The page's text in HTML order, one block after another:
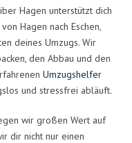
Hagen unterstützt dich
Hagen nach Eschen,
deines Umzugs. Wir
den Abbau und den
Umzugshelfer
und stressfrei abläuft.
wir großen Wert auf
dir nicht nur einen